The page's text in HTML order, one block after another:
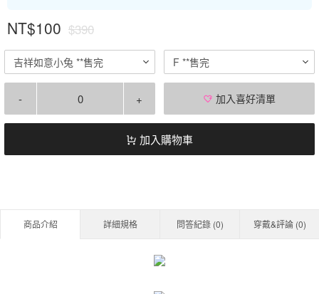
NT$100 $390
吉祥如意小兔 **售完 F **售完
- + 加入喜好清單
加入購物車
商品介紹 詳細規格 問答紀錄 (0) 穿戴&評論 (0)